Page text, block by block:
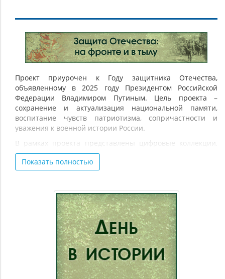
Защита
Отечества:
на
фронте
и
в
тылу
Проект приурочен к Году защитника Отечества,
объявленному в 2025 году Президентом Российской
Федерации Владимиром Путиным. Цель проекта –
сохранение и актуализация национальной памяти,
воспитание чувств патриотизма, сопричастности и
уважения к военной истории России.
В рамках проекта представлены цифровые коллекции,
записи видеолекций по военно-исторической тематике,
виртуальные туры по тематическим выставкам,
биографические материалы об известных
внимание уделено деятельности Российского военно-
исторического общества. Материалы, включённые в
электронный ресурс, раскрывают историю Вооружённых
сил Российской Федерации, рассказывают о создании
оборонно-промышленного комплекса нашей страны, о
вооружённых конфликтах и войнах, в которых принимала
участие Россия, о защите Отечества
профессиональными военными и простыми гражданами
на полях сражений и в тылу.
Показать полностью